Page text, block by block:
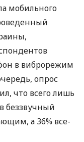
мобильного
в виброрежим
опрос
что всего лишь
беззвучный
а 36% все-